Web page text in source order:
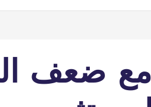
ضعف